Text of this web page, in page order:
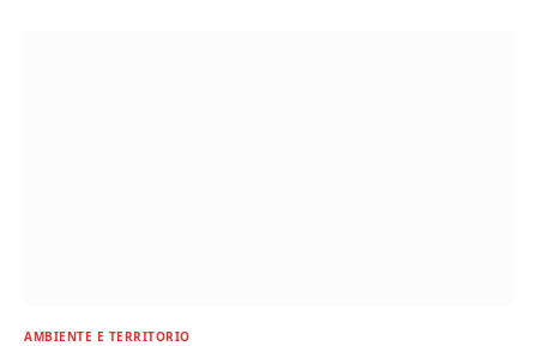
AMBIENTE E TERRITORIO